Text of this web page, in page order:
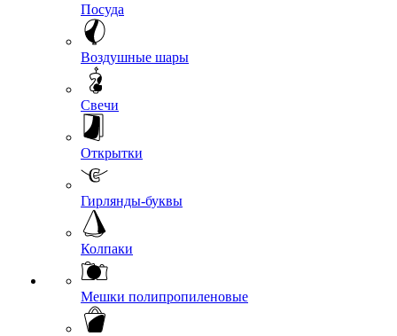
Посуда
Воздушные шары
Свечи
Открытки
Гирлянды-буквы
Колпаки
Мешки полипропиленовые